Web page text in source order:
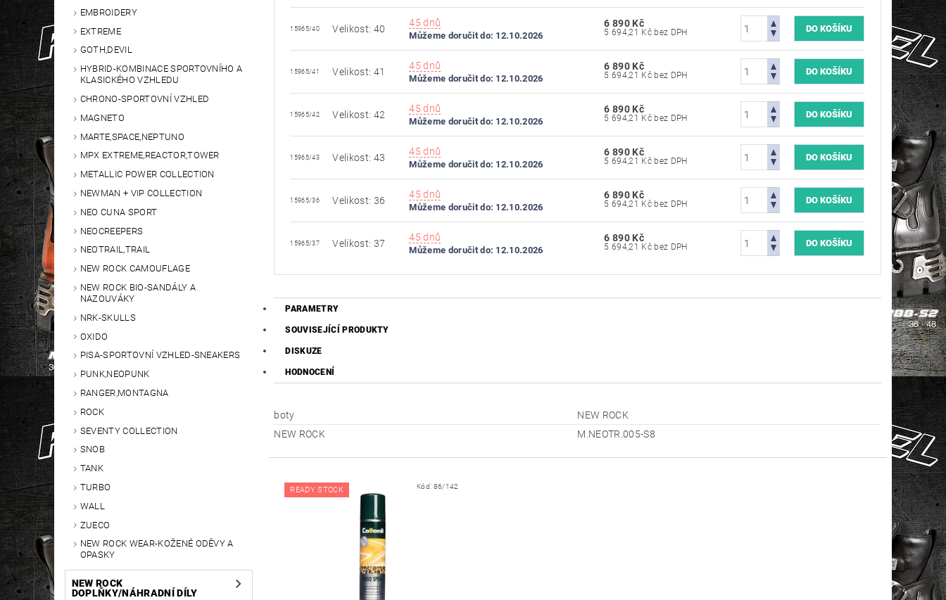
EMBROIDERY
EXTREME
GOTH,DEVIL
HYBRID-KOMBINACE SPORTOVNÍHO A
KLASICKÉHO VZHLEDU
CHRONO-SPORTOVNÍ VZHLED
MAGNETO
MARTE,SPACE,NEPTUNO
MPX EXTREME,REACTOR,TOWER
METALLIC POWER COLLECTION
NEWMAN + VIP COLLECTION
NEO CUNA SPORT
NEOCREEPERS
NEOTRAIL,TRAIL
NEW ROCK CAMOUFLAGE
NEW ROCK BIO-SANDÁLY A
NAZOUVÁKY
NRK-SKULLS
OXIDO
PISA-SPORTOVNÍ VZHLED-SNEAKERS
PUNK,NEOPUNK
RANGER,MONTAGNA
ROCK
SEVENTY COLLECTION
SNOB
TANK
TURBO
WALL
ZUECO
NEW ROCK WEAR-KOŽENÉ ODĚVY A
OPASKY
NEW ROCK
DOPLŇKY/NÁHRADNÍ DÍLY
15965/40 Velikost: 40
45 dnů
Můžeme doručit do: 12.10.2026
6 890 Kč
5 694,21 Kč bez DPH
15965/41 Velikost: 41
45 dnů
Můžeme doručit do: 12.10.2026
6 890 Kč
5 694,21 Kč bez DPH
15965/42 Velikost: 42
45 dnů
Můžeme doručit do: 12.10.2026
6 890 Kč
5 694,21 Kč bez DPH
15965/43 Velikost: 43
45 dnů
Můžeme doručit do: 12.10.2026
6 890 Kč
5 694,21 Kč bez DPH
15965/36 Velikost: 36
45 dnů
Můžeme doručit do: 12.10.2026
6 890 Kč
5 694,21 Kč bez DPH
15965/37 Velikost: 37
45 dnů
Můžeme doručit do: 12.10.2026
6 890 Kč
5 694,21 Kč bez DPH
PARAMETRY
SOUVISEJÍCÍ PRODUKTY
DISKUZE
HODNOCENÍ
boty
NEW ROCK
NEW ROCK
M.NEOTR.005-S8
READY STOCK Kód: 86/142